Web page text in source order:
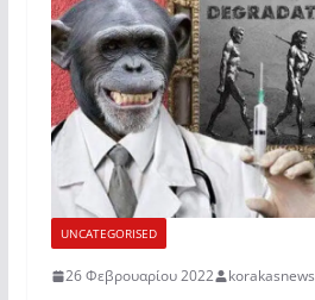
UNCATEGORISED
26 Φεβρουαρίου 2022 korakasnews